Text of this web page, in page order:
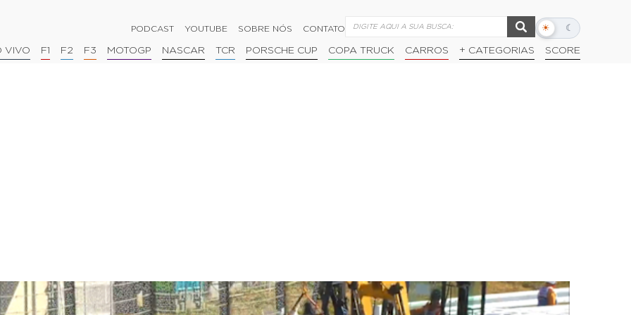
PODCAST YOUTUBE SOBRE NÓS CONTATO ☀ ☾
Alternar
escuro
VIVO F1 F2 F3 MOTOGP NASCAR TCR PORSCHE CUP COPA TRUCK CARROS + CATEGORIAS SCORE